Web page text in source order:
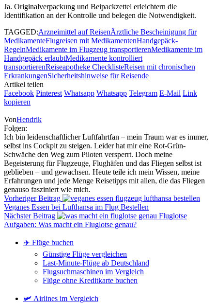
Ja. Originalverpackung und Beipackzettel erleichtern die
Identifikation an der Kontrolle und belegen die Notwendigkeit.
TAGGED:Arzneimittel auf ReisenÄrztliche Bescheinigung für
MedikamenteFlugreisen mit MedikamentenHandgepäck-
RegelnMedikamente im Flugzeug transportierenMedikamente im
Handgepäck erlaubtMedikamente kontrolliert
transportierenReiseapotheke ChecklisteReisen mit chronischen
ErkrankungenSicherheitshinweise für Reisende
Artikel teilen
Facebook Pinterest Whatsapp Whatsapp Telegram E-Mail Link
kopieren
VonHendrik
Folgen:
Ich bin leidenschaftlicher Luftfahrtfan – mein Traum war es immer,
selbst ins Cockpit zu steigen. Leider hat mir eine Rot-Grün-
Schwäche den Weg zum Piloten versperrt. Doch meine
Begeisterung für Flugzeuge, Flughäfen und das Fliegen selbst ist
geblieben – und gewachsen. Heute teile ich mein Wissen, meine
Erfahrungen und jede Menge Reisetipps mit allen, die das Fliegen
genauso fasziniert wie mich.
Vorheriger Beitrag
Veganes Essen bei Lufthansa im Flug Bestellen
Nächster Beitrag
Fluglotse
Aufgaben: Was macht ein Fluglotse genau?
✈️ Flüge buchen
Günstige Flüge vergleichen
Last-Minute-Flüge ab Deutschland
Flugsuchmaschinen im Vergleich
Flüge ohne Kreditkarte buchen
🛩️ Airlines im Vergleich